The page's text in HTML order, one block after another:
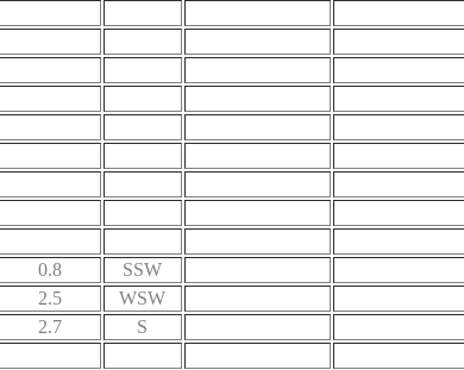
0.8 SSW
2.5 WSW
2.7 S